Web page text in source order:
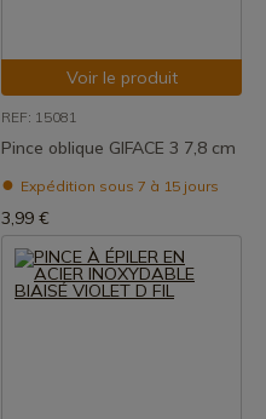
Voir le produit
REF: 15081
Pince oblique GIFACE 3 7,8 cm
Expédition sous 7 à 15 jours
3,99 €